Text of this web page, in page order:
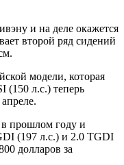
и на деле окажется
второй ряд сидений
модели, которая
(150 л.с.) теперь
в прошлом году и
(197 л.с.) и 2.0 TGDI
долларов за